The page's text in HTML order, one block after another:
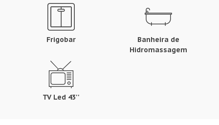
Frigobar
Banheira de
Hidromassagem
TV Led 43''